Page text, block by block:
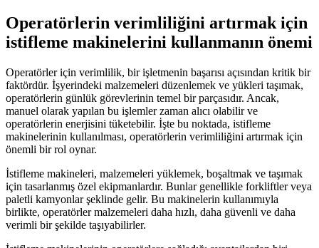
Operatörlerin verimliliğini artırmak için
istifleme makinelerini kullanmanın önemi
Operatörler için verimlilik, bir işletmenin başarısı açısından kritik bir
faktördür. İşyerindeki malzemeleri düzenlemek ve yükleri taşımak,
operatörlerin günlük görevlerinin temel bir parçasıdır. Ancak,
manuel olarak yapılan bu işlemler zaman alıcı olabilir ve
operatörlerin enerjisini tüketebilir. İşte bu noktada, istifleme
makinelerinin kullanılması, operatörlerin verimliliğini artırmak için
önemli bir rol oynar.
İstifleme makineleri, malzemeleri yüklemek, boşaltmak ve taşımak
için tasarlanmış özel ekipmanlardır. Bunlar genellikle forkliftler veya
paletli kamyonlar şeklinde gelir. Bu makinelerin kullanımıyla
birlikte, operatörler malzemeleri daha hızlı, daha güvenli ve daha
verimli bir şekilde taşıyabilirler.